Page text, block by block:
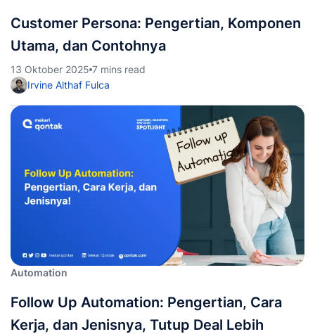
Customer Persona: Pengertian, Komponen
Utama, dan Contohnya
13 Oktober 2025 7 mins read
Irvine Althaf Fulca
Automation
Follow Up Automation: Pengertian, Cara
Kerja, dan Jenisnya, Tutup Deal Lebih